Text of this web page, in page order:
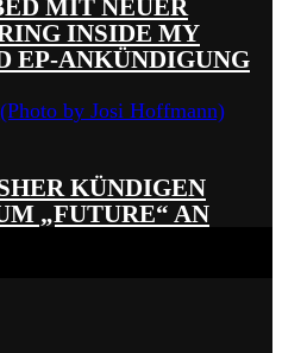
MIT NEUER
INSIDE MY
EP-ANKÜNDIGUNG
KÜNDIGEN
„FUTURE“ AN